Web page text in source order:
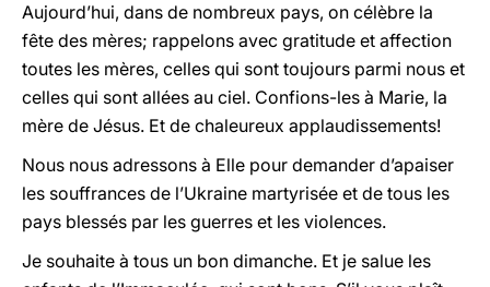
Aujourd’hui, dans de nombreux pays, on célèbre la
fête des mères; rappelons avec gratitude et affection
toutes les mères, celles qui sont toujours parmi nous et
celles qui sont allées au ciel. Confions-les à Marie, la
mère de Jésus. Et de chaleureux applaudissements!
Nous nous adressons à Elle pour demander d’apaiser
les souffrances de l’Ukraine martyrisée et de tous les
pays blessés par les guerres et les violences.
Je souhaite à tous un bon dimanche. Et je salue les